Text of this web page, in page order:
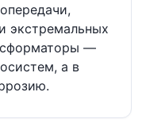
экстремальных
—
а в